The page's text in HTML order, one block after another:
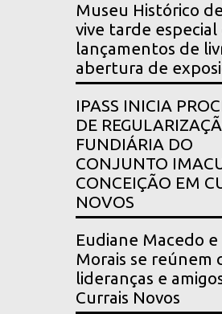
Museu Histórico
vive tarde especial
lançamentos de
abertura de
IPASS INICIA
DE
FUNDIÁRIA DO
CONJUNTO
CONCEIÇÃO EM
NOVOS
Eudiane Macedo
Morais se reúnem
lideranças e
Currais Novos